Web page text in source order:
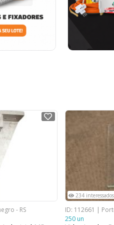
- RS
234 interessados
ID: 112661 |
250 un